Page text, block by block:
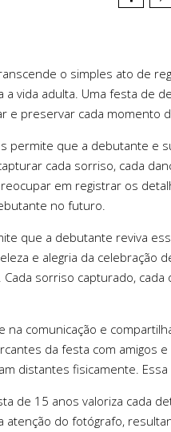
o simples ato de
vida adulta. Uma festa de
preservar cada momento
permite que a debutante e
cada sorriso, cada
em registrar os
no futuro.
que a debutante reviva
e alegria da
sorriso capturado,
comunicação e
da festa com
distantes fisicamente.
de 15 anos valoriza cada
do fotógrafo,